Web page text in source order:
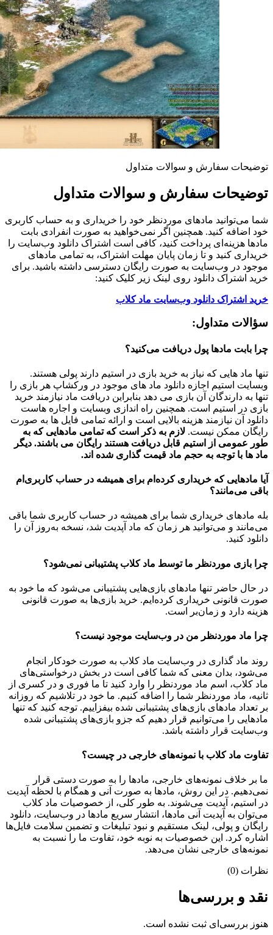
توضیحات سفارش و سوالات متداول
توضیحات سفارش و سوالات متداول
شما می‌توانید مادهای موردنظر خود را خریداری و به حساب کاربری
خود اضافه کنید. همچنین اگر نمی‌خواهید به صورت انفرادی بابت
مادها هزینه‌ای پرداخت کنید، کافی است اشتراک دانلود وب‌سایت را
خریداری کنید و تا زمان پایان مهلت اشتراک، به تمامی مادهای
موجود در وب‌سایت به صورت رایگان دسترسی داشته باشید. برای
خرید اشتراک دانلود روی لینک زیر کلیک کنید:
خرید اشتراک دانلود وب‌سایت ماد کلاب
سؤالات متداول:
چرا بابت مادها پول دریافت می‌کنید؟
تنها ماد هایی که نیاز به خرید بازی در استیم دارند پولی هستند.
وبسایت استیم اجازه دانلود ماد های موجود در ورکشاپ هر بازی را
تنها به دارندگان آن بازی می دهد بنابراین دریافت ماد نیازمند خرید
بازی در استیم است. همچنین راه اندازی وبسایت و اجاره هاست
دانلود آن نیازمند هزینه بالایی است و ارائه تمامی فایل ها به صورت
رایگان ممکن نیست. لازم به ذکر است که تمامی مادهایی که به
طور عمومی از استیم قابل دریافت هستند رایگان می باشند. دیگر
ماد ها با توجه به حجم ماد قیمت گذاری شده اند.
آیا مادهایی که خریداری کرده‌ام برای همیشه در حساب‌ کاربری‌ام
باقی می‌مانند؟
بله مادهای خریداری شما برای همیشه در حساب کاربری شما باقی
می‌مانند و می‌توانید هر زمان که ماد آپدیت شد، نسخه به‌روز آن را
دانلود کنید.
چرا بازی موردنظر ما توسط ماد کلاب پشتیبانی نمی‌شود؟
در حال حاضر تنها مادهای بازی‌هایی پشتیبانی می‌شود که ما خود به
صورت قانونی خریداری کرده‌ایم. خرید بازی‌ها به صورت قانونی
هزینه دارد و زمان‌بر است.
چرا ماد موردنظر من در وب‌سایت موجود نیست؟
روند ماد گذاری در وب‌سایت ماد کلاب به صورت خودکار انجام
می‌شود، بدان معنی که شما کافی است در بخش درخواستی‌های
ماد کلاب، اسم ماد موردنظر را وارد کنید تا ما فوری و در کسری از
ثانیه، ماد موردنظر شما را اضافه کنیم. ما خود در تلاشیم که روزانه
بر تعداد مادهای بازی‌های پشتیبانی شده بیفزاییم. توجه کنید که تنها
مادهایی را می‌توانیم قرار دهیم که جزو بازی‌های پشتیبانی شده
وب‌سایت قرار داشته باشد.
تفاوت ماد کلاب با نمونه‌های خارجی در چیست؟
ما بر خلاف نمونه‌های خارجی، مادها را به صورت دستی قرار
نمی‌دهیم. در این روش، مادها به صورت آنی و همگام با لحظه آپدیت
در استیم، آپدیت می‌شوند. به طور کلی، از خصوصیات ماد کلاب
می‌‌توان به آپدیت آنی مادها، انتشار سریع مادها در وب‌سایت، دانلود
رایگان و پولی، لینک مستقیم و نبود تبلیغات و تضمین سلامت فایل‌ها
اشاره کرد. این خصوصیات به نوبه خود، تفاوت ما را نسبت به
نمونه‌های خارجی نشان می‌دهد.
نظرات (0)
نقد و بررسی‌ها
هنوز بررسی‌ای ثبت نشده است.